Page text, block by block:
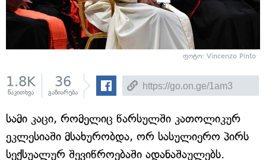
ფოტო: Vincenzo Pinto
1.8K
წაკითხვა
36
გაზიარება
სამი კაცი, რომელიც წარსულში კათოლიკურ
ეკლესიაში მსახურობდა, ორ სასულიერო პირს
სექსუალურ შევიწროებაში ადანაშაულებს.